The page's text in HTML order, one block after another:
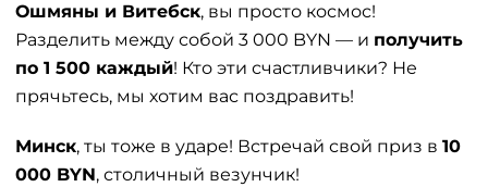
Ошмяны и Витебск, вы просто космос!
Разделить между собой 3 000 BYN — и получить
по 1 500 каждый! Кто эти счастливчики? Не
прячьтесь, мы хотим вас поздравить!
Минск, ты тоже в ударе! Встречай свой приз в 10
000 BYN, столичный везунчик!